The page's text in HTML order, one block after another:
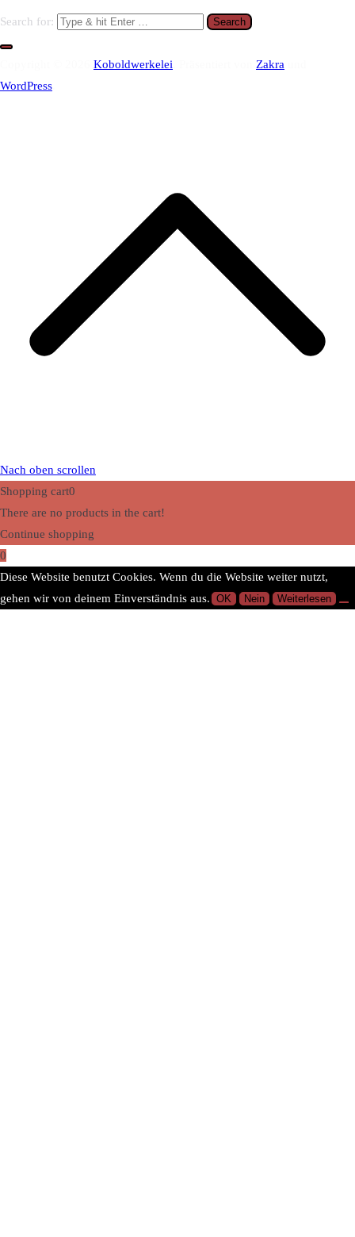
Search for:
Koboldwerkelei Zakra
WordPress
Nach oben scrollen
Shopping cart0
There are no products in the cart!
Continue shopping
0
Diese Website benutzt Cookies. Wenn du die Website weiter nutzt,
gehen wir von deinem Einverständnis aus. OK Nein Weiterlesen